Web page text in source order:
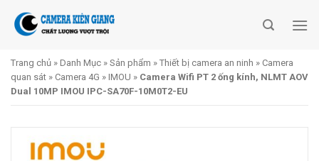
Trang chủ » Danh Mục » Sản phẩm » Thiết bị camera an ninh » Camera
quan sát » Camera 4G » IMOU » Camera Wifi PT 2 ống kính, NLMT AOV
Dual 10MP IMOU IPC-SA70F-10M0T2-EU